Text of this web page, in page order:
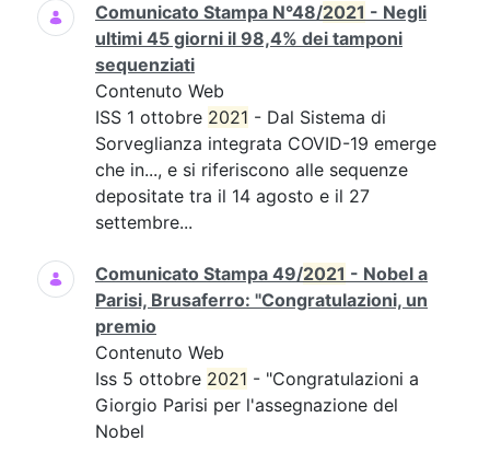
Comunicato Stampa N°48/2021 - Negli
ultimi 45 giorni il 98,4% dei tamponi
sequenziati
Contenuto Web
ISS 1 ottobre 2021 - Dal Sistema di
Sorveglianza integrata COVID-19 emerge
che in..., e si riferiscono alle sequenze
depositate tra il 14 agosto e il 27
settembre...
Comunicato Stampa 49/2021 - Nobel a
Parisi, Brusaferro: "Congratulazioni, un
premio
Contenuto Web
Iss 5 ottobre 2021 - "Congratulazioni a
Giorgio Parisi per l'assegnazione del
Nobel